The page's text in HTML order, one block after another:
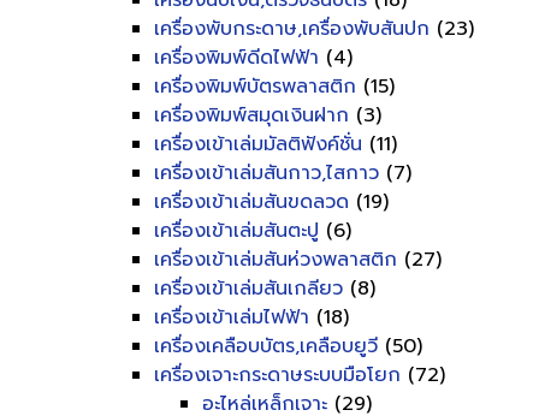
เครื่องพับกระดาษ,เครื่องพับสันปก (23)
เครื่องพิมพ์ดีดไฟฟ้า (4)
เครื่องพิมพ์บัตรพลาสติก (15)
เครื่องพิมพ์สมุดเงินฝาก (3)
เครื่องเข้าเล่มมัลติฟังค์ชั่น (11)
เครื่องเข้าเล่มสันกาว,ไสกาว (7)
เครื่องเข้าเล่มสันขดลวด (19)
เครื่องเข้าเล่มสันตะปู (6)
เครื่องเข้าเล่มสันห่วงพลาสติก (27)
เครื่องเข้าเล่มสันเกลียว (8)
เครื่องเข้าเล่มไฟฟ้า (18)
เครื่องเคลือบบัตร,เคลือบยูวี (50)
เครื่องเจาะกระดาษระบบมือโยก (72)
อะไหล่เหล็กเจาะ (29)